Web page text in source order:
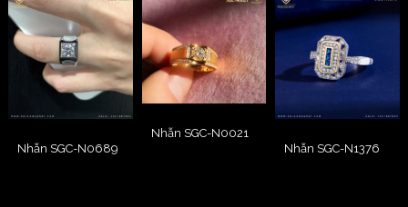
Nhẫn SGC-N0689
Nhẫn SGC-N0021
Nhẫn SGC-N1376